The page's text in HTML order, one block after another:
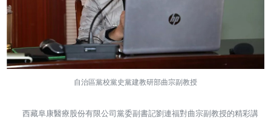
自治區黨校黨史黨建教研部曲宗副教授
西藏阜康醫療股份有限公司黨委副書記劉連福對曲宗副教授的精彩講